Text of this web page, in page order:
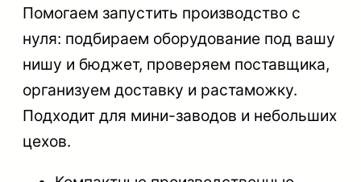
Помогаем запустить производство с
нуля: подбираем оборудование под вашу
нишу и бюджет, проверяем поставщика,
организуем доставку и растаможку.
Подходит для мини-заводов и небольших
цехов.